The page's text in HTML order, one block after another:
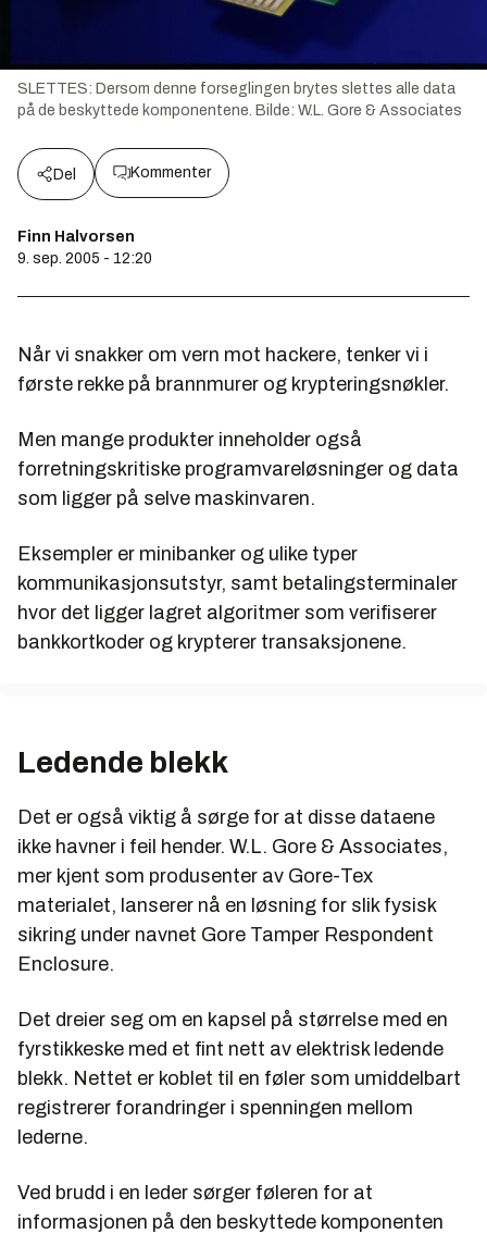
SLETTES: Dersom denne forseglingen brytes slettes alle data
på de beskyttede komponentene. Bilde: W.L. Gore & Associates
Del Kommenter
Finn Halvorsen
9. sep. 2005 - 12:20
Når vi snakker om vern mot hackere, tenker vi i
første rekke på brannmurer og krypteringsnøkler.
Men mange produkter inneholder også
forretningskritiske programvareløsninger og data
som ligger på selve maskinvaren.
Eksempler er minibanker og ulike typer
kommunikasjonsutstyr, samt betalingsterminaler
hvor det ligger lagret algoritmer som verifiserer
bankkortkoder og krypterer transaksjonene.
Ledende blekk
Det er også viktig å sørge for at disse dataene
ikke havner i feil hender. W.L. Gore & Associates,
mer kjent som produsenter av Gore-Tex
materialet, lanserer nå en løsning for slik fysisk
sikring under navnet Gore Tamper Respondent
Enclosure.
Det dreier seg om en kapsel på størrelse med en
fyrstikkeske med et fint nett av elektrisk ledende
blekk. Nettet er koblet til en føler som umiddelbart
registrerer forandringer i spenningen mellom
lederne.
Ved brudd i en leder sørger føleren for at
informasjonen på den beskyttede komponenten